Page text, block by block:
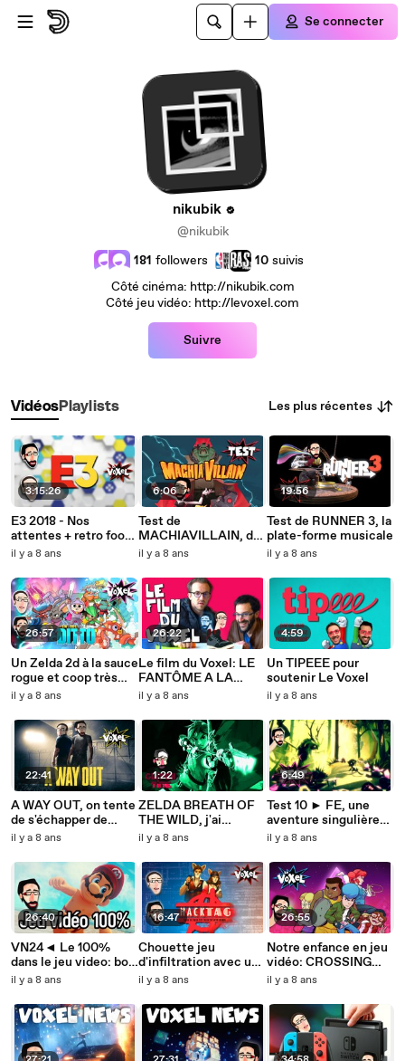
Passer au contenu principal
Se connecter
nikubik
@nikubik
181 followers 10 suivis
Côté cinéma: http://nikubik.com
Côté jeu vidéo: http://levoxel.com
Suivre
VidéosPlaylists Les plus récentes
3:15:26
E3 2018 - Nos
attentes + retro foot
SNES
il y a 8 ans
26:57
Un Zelda 2d à la sauce
rogue et coop très
addictif: THE
il y a 8 ans
22:41
A WAY OUT, on tente
de s'échapper de
prison en coop
il y a 8 ans
26:40
VN24◄ Le 100%
dans le jeu video: bon
ou mauvais ?
il y a 8 ans
6:06
Test de
MACHIAVILLAIN, de
la gestion horrifique
il y a 8 ans
26:22
Le film du Voxel: LE
FANTÔME A LA
CHAUSSURE
il y a 8 ans
1:22
ZELDA BREATH OF
THE WILD, j'ai
marché sous l'eau
il y a 8 ans
16:47
Chouette jeu
d'infiltration avec un
pote: HACKTAG
il y a 8 ans
19:56
Test de RUNNER 3, la
plate-forme musicale
il y a 8 ans
4:59
Un TIPEEE pour
soutenir Le Voxel
il y a 8 ans
6:49
Test 10 ► FE, une
aventure singulière
et poétique
il y a 8 ans
26:55
Notre enfance en jeu
vidéo: CROSSING
SOULS (la demo)
il y a 8 ans